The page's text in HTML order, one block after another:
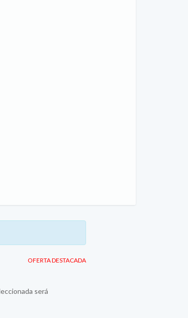
OFERTA DESTACADA
será